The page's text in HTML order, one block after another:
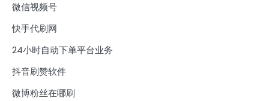
微信视频号
快手代刷网
24小时自动下单平台业务
抖音刷赞软件
微博粉丝在哪刷